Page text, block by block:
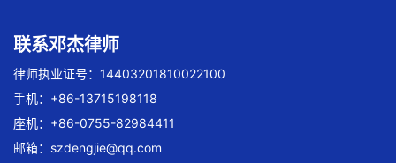
联系邓杰律师
律师执业证号：14403201810022100
手机：+86-13715198118
座机：+86-0755-82984411
邮箱： szdengjie@qq.com